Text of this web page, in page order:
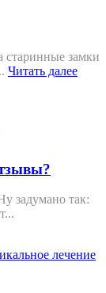
старинные замки
Читать далее
задумано так: